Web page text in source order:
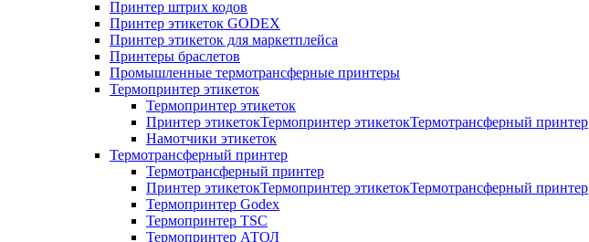
Принтер штрих кодов
Принтер этикеток GODEX
Принтер этикеток для маркетплейса
Принтеры браслетов
Промышленные термотрансферные принтеры
Термопринтер этикеток
Термопринтер этикеток
Принтер этикетокТермопринтер этикетокТермотрансферный принтер
Намотчики этикеток
Термотрансферный принтер
Термотрансферный принтер
Принтер этикетокТермопринтер этикетокТермотрансферный принтер
Термопринтер Godex
Термопринтер TSC
Термопринтер АТОЛ